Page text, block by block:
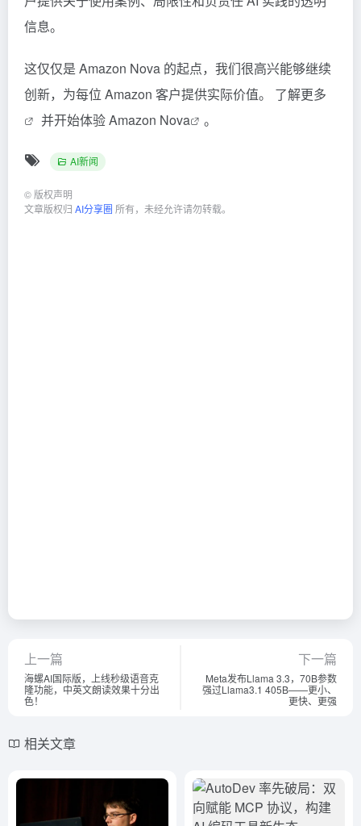
信息。
这仅仅是 Amazon Nova 的起点，我们很高兴能够继续
创新，为每位 Amazon 客户提供实际价值。 了解更多
并开始体验Amazon Nova 。
AI新闻
© 版权声明
文章版权归 AI分享圈 所有，未经允许请勿转载。
上一篇
海螺AI国际版，上线秒级语音克
隆功能，中英文朗读效果十分出
色！
下一篇
Meta发布Llama 3.3，70B参数
强过Llama3.1 405B——更小、
更快、更强
相关文章